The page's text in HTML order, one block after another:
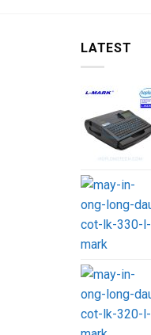
LATEST